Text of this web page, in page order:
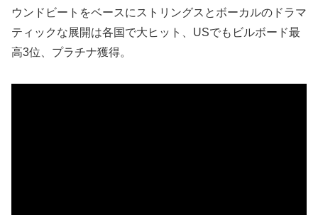
ウンドビートをベースにストリングスとボーカルのドラマ
ティックな展開は各国で大ヒット、USでもビルボード最
高3位、プラチナ獲得。